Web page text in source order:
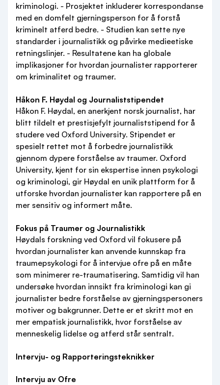
kriminologi. - Prosjektet inkluderer korrespondanse
med en domfelt gjerningsperson for å forstå
kriminelt atferd bedre. - Studien kan sette nye
standarder i journalistikk og påvirke medieetiske
retningslinjer. - Resultatene kan ha globale
implikasjoner for hvordan journalister rapporterer
om kriminalitet og traumer.
Håkon F. Høydal og Journaliststipendet
Håkon F. Høydal, en anerkjent norsk journalist, har
blitt tildelt et prestisjefylt journaliststipend for å
studere ved Oxford University. Stipendet er
spesielt rettet mot å forbedre journalistikk
gjennom dypere forståelse av traumer. Oxford
University, kjent for sin ekspertise innen psykologi
og kriminologi, gir Høydal en unik plattform for å
utforske hvordan journalister kan rapportere på en
mer sensitiv og informert måte.
Fokus på Traumer og Journalistikk
Høydals forskning ved Oxford vil fokusere på
hvordan journalister kan anvende kunnskap fra
traumepsykologi for å intervjue ofre på en måte
som minimerer re-traumatisering. Samtidig vil han
undersøke hvordan innsikt fra kriminologi kan gi
journalister bedre forståelse av gjerningspersoners
motiver og bakgrunner. Dette er et skritt mot en
mer empatisk journalistikk, hvor forståelse av
menneskelig lidelse og atferd står sentralt.
Intervju- og Rapporteringsteknikker
Intervju av Ofre